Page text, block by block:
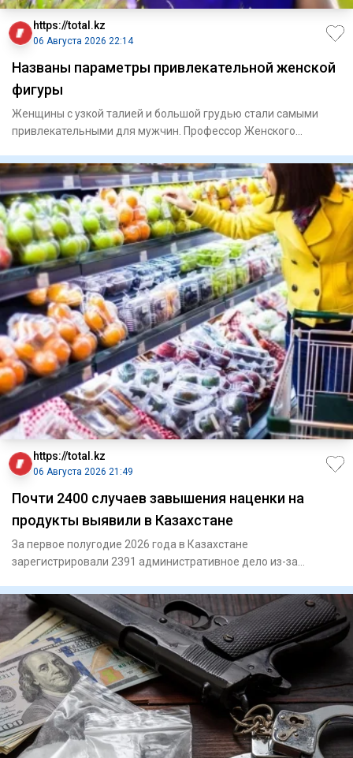
https://total.kz
06 Августа 2026 22:14
Названы параметры привлекательной женской
фигуры
Женщины с узкой талией и большой грудью стали самыми
привлекательными для мужчин. Профессор Женского
https://total.kz
06 Августа 2026 21:49
Почти 2400 случаев завышения наценки на
продукты выявили в Казахстане
За первое полугодие 2026 года в Казахстане
зарегистрировали 2391 административное дело из-за